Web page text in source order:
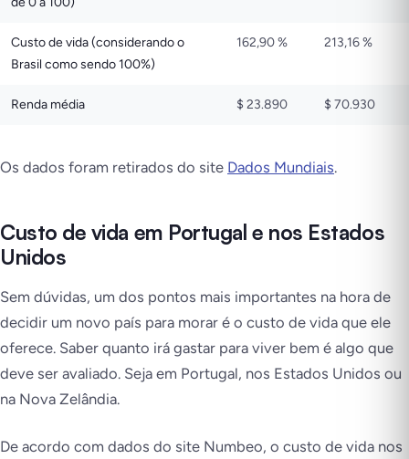
Custo de vida (considerando o
Brasil como sendo 100%)
162,90 % 213,16 %
Renda média $ 23.890 $ 70.930
Os dados foram retirados do site Dados Mundiais.
Custo de vida em Portugal e nos Estados
Unidos
Sem dúvidas, um dos pontos mais importantes na hora de
decidir um novo país para morar é o custo de vida que ele
oferece. Saber quanto irá gastar para viver bem é algo que
deve ser avaliado. Seja em Portugal, nos Estados Unidos ou
na Nova Zelândia.
De acordo com dados do site Numbeo, o custo de vida nos